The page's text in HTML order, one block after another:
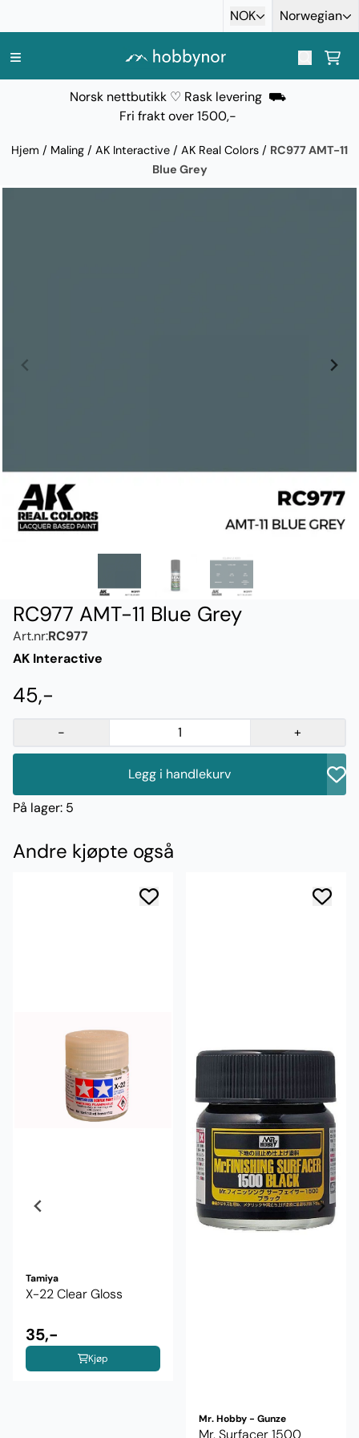
NOK Norwegian
Norsk nettbutikk ♡ Rask levering ⛟
Fri frakt over 1500,-
Hjem / Maling / AK Interactive / AK Real Colors / RC977 AMT-11
Blue Grey
RC977 AMT-11 Blue Grey
Art.nr:RC977
AK Interactive
45,-
- +
Legg i handlekurv
På lager: 5
Andre kjøpte også
Tamiya
X-22 Clear Gloss
35,-
Kjøp
Mr. Hobby - Gunze
Mr. Surfacer 1500